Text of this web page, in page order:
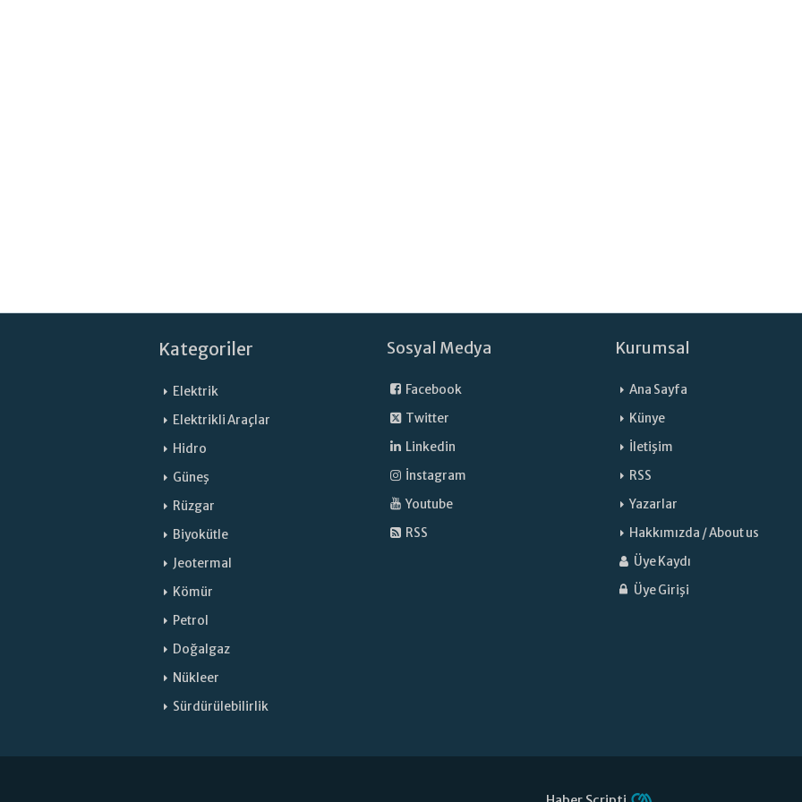
Kategoriler
Elektrik
Elektrikli Araçlar
Hidro
Güneş
Rüzgar
Biyokütle
Jeotermal
Kömür
Petrol
Doğalgaz
Nükleer
Sürdürülebilirlik
Sosyal Medya
Facebook
Twitter
Linkedin
İnstagram
Youtube
RSS
Kurumsal
Ana Sayfa
Künye
İletişim
RSS
Yazarlar
Hakkımızda / About us
Üye Kaydı
Üye Girişi